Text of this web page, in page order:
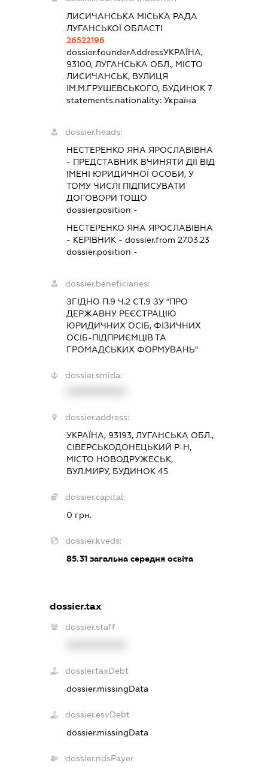
ЛИСИЧАНСЬКА МІСЬКА РАДА
ЛУГАНСЬКОЇ ОБЛАСТІ
26522196
dossier.founderAddressУКРАЇНА,
93100, ЛУГАНСЬКА ОБЛ., МІСТО
ЛИСИЧАНСЬК, ВУЛИЦЯ
ІМ.М.ГРУШЕВСЬКОГО, БУДИНОК 7
statements.nationality:Україна
dossier.heads:
НЕСТЕРЕНКО ЯНА ЯРОСЛАВІВНА
- ПРЕДСТАВНИК ВЧИНЯТИ ДІЇ ВІД
ІМЕНІ ЮРИДИЧНОЇ ОСОБИ, У
ТОМУ ЧИСЛІ ПІДПИСУВАТИ
ДОГОВОРИ ТОЩО
dossier.position -
НЕСТЕРЕНКО ЯНА ЯРОСЛАВІВНА
- КЕРІВНИК - dossier.from 27.03.23
dossier.position -
dossier.beneficiaries:
ЗГІДНО П.9 Ч.2 СТ.9 ЗУ "ПРО
ДЕРЖАВНУ РЕЄСТРАЦІЮ
ЮРИДИЧНИХ ОСІБ, ФІЗИЧНИХ
ОСІБ-ПІДПРИЄМЦІВ ТА
ГРОМАДСЬКИХ ФОРМУВАНЬ"
dossier.smida:
dossier.address:
УКРАЇНА, 93193, ЛУГАНСЬКА ОБЛ.,
СІВЕРСЬКОДОНЕЦЬКИЙ Р-Н,
МІСТО НОВОДРУЖЕСЬК,
ВУЛ.МИРУ, БУДИНОК 45
dossier.capital:
0 грн.
dossier.kveds:
85.31 загальна середня освіта
dossier.tax
dossier.staff
dossier.taxDebt
dossier.missingData
dossier.esvDebt
dossier.missingData
dossier.ndsPayer